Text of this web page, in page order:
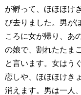
が孵って、ほほほけ
び去りました。男が
ころに女が帰り、あ
の娘で、割れたたま
と言います。女はう
恋しや、ほほほけき
消えます。男は一人